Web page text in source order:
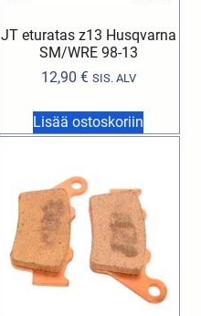
JT eturatas z13 Husqvarna
SM/WRE 98-13
12,90 € SIS. ALV
Lisää ostoskoriin